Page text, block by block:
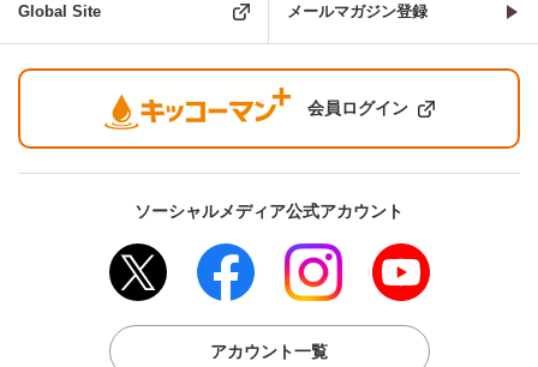
Global Site メールマガジン登録
会員ログイン
ソーシャルメディア公式アカウント
アカウント一覧